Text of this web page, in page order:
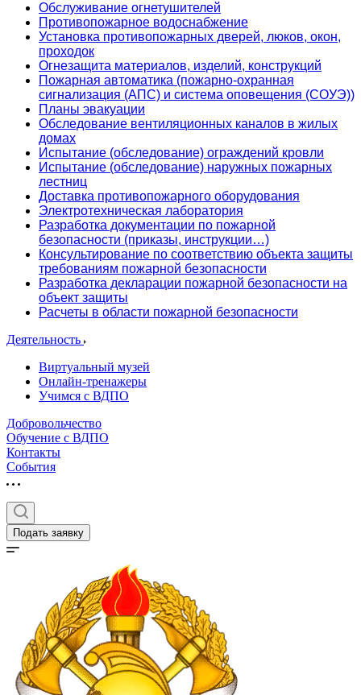
Обслуживание огнетушителей
Противопожарное водоснабжение
Установка противопожарных дверей, люков, окон,
проходок
Огнезащита материалов, изделий, конструкций
Пожарная автоматика (пожарно-охранная
сигнализация (АПС) и система оповещения (СОУЭ))
Планы эвакуации
Обследование вентиляционных каналов в жилых
домах
Испытание (обследование) ограждений кровли
Испытание (обследование) наружных пожарных
лестниц
Доставка противопожарного оборудования
Электротехническая лаборатория
Разработка документации по пожарной
безопасности (приказы, инструкции…)
Консультирование по соответствию объекта защиты
требованиям пожарной безопасности
Разработка декларации пожарной безопасности на
объект защиты
Расчеты в области пожарной безопасности
Деятельность
Виртуальный музей
Онлайн-тренажеры
Учимся с ВДПО
Добровольчество
Обучение с ВДПО
Контакты
События
Подать заявку